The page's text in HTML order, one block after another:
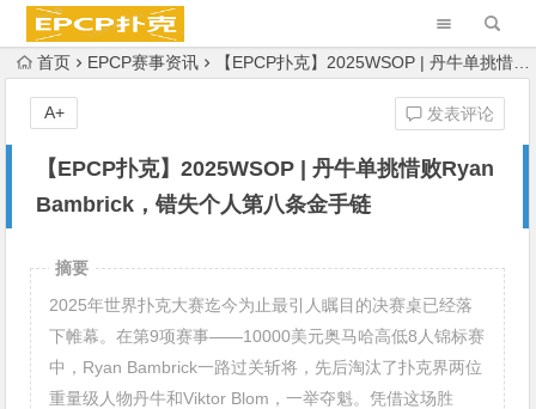
首页 EPCP赛事资讯 【EPCP扑克】2025WSOP | 丹牛单挑惜败Ryan Bambrick，错失个人第八条金手链
【EPCP扑克】2025WSOP | 丹牛单挑惜败Ryan
Bambrick，错失个人第八条金手链
发表评论
A+
摘要
2025年世界扑克大赛迄今为止最引人瞩目的决赛桌已经落
下帷幕。在第9项赛事——10000美元奥马哈高低8人锦标赛
中，Ryan Bambrick一路过关斩将，先后淘汰了扑克界两位
重量级人物丹牛和Viktor Blom，一举夺魁。凭借这场胜